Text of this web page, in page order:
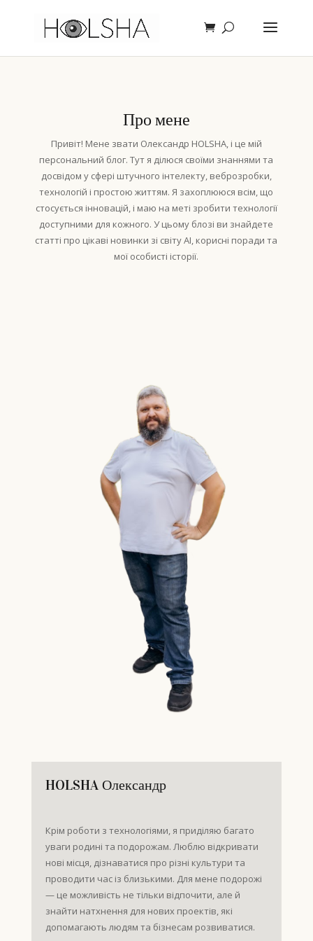
Про мене
Привіт! Мене звати Олександр HOLSHA, і це мій
персональний блог. Тут я ділюся своїми знаннями та
досвідом у сфері штучного інтелекту, веброзробки,
технологій і простою життям. Я захоплююся всім, що
стосується інновацій, і маю на меті зробити технології
доступними для кожного. У цьому блозі ви знайдете
статті про цікаві новинки зі світу AI, корисні поради та
мої особисті історії.
HOLSHA Олександр
Крім роботи з технологіями, я приділяю багато
уваги родині та подорожам. Люблю відкривати
нові місця, дізнаватися про різні культури та
проводити час із близькими. Для мене подорожі
— це можливість не тільки відпочити, але й
знайти натхнення для нових проектів, які
допомагають людям та бізнесам розвиватися.